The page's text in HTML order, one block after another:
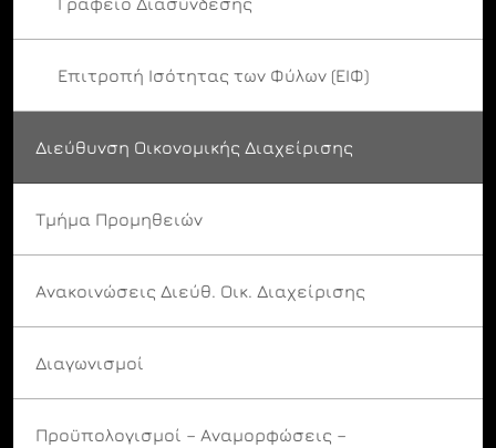
Επιτροπή Ισότητας των Φύλων (ΕΙΦ)
Διεύθυνση Οικονομικής Διαχείρισης
Τμήμα Προμηθειών
Ανακοινώσεις Διεύθ. Οικ. Διαχείρισης
Διαγωνισμοί
Προϋπολογισμοί – Αναμορφώσεις –